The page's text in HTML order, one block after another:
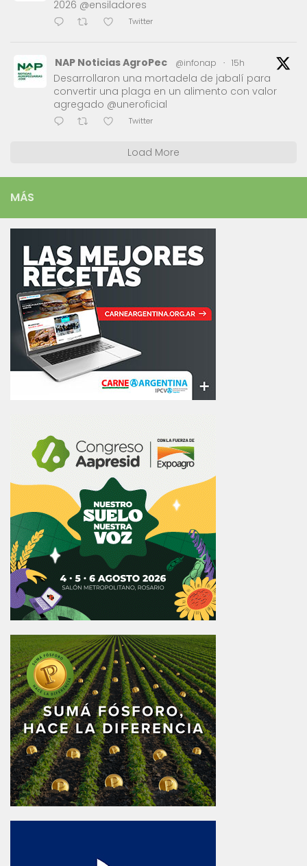
2026 @ensiladores
Twitter
NAP Noticias AgroPec @infonap · 15h
Desarrollaron una mortadela de jabalí para
convertir una plaga en un alimento con valor
agregado @uneroficial
Twitter
Load More
MÁS